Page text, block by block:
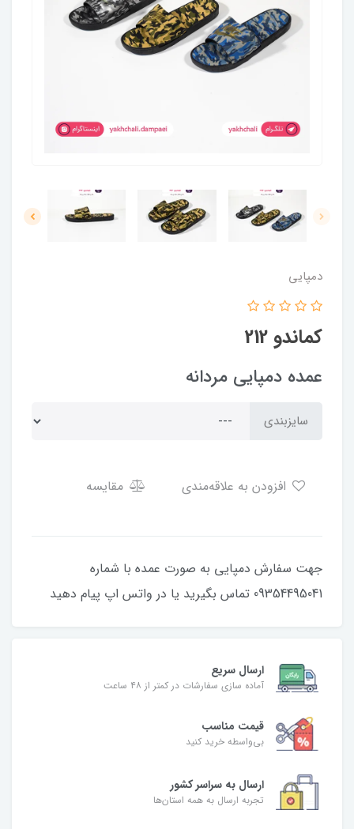
دمپایی
کماندو 212
عمده دمپایی مردانه
سایزبندی
مقایسه
جهت سفارش دمپایی به صورت عمده با شماره
09354495041 تماس بگیرید یا در واتس اپ پیام دهید
ارسال سریع
آماده سازی سفارشات در کمتر از ۴۸ ساعت
قیمت مناسب
بی‌واسطه خرید کنید
ارسال به سراسر کشور
تجربه ارسال به همه استان‌ها